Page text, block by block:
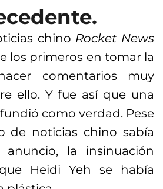
chino Rocket News
los primeros en tomar la
comentarios muy
ello. Y fue así que una
como verdad. Pese
de noticias chino sabía
la insinuación
Heidi Yeh se había